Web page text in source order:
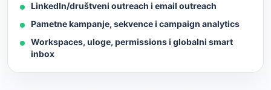
LinkedIn/društveni outreach i email outreach
Pametne kampanje, sekvence i campaign analytics
Workspaces, uloge, permissions i globalni smart
inbox